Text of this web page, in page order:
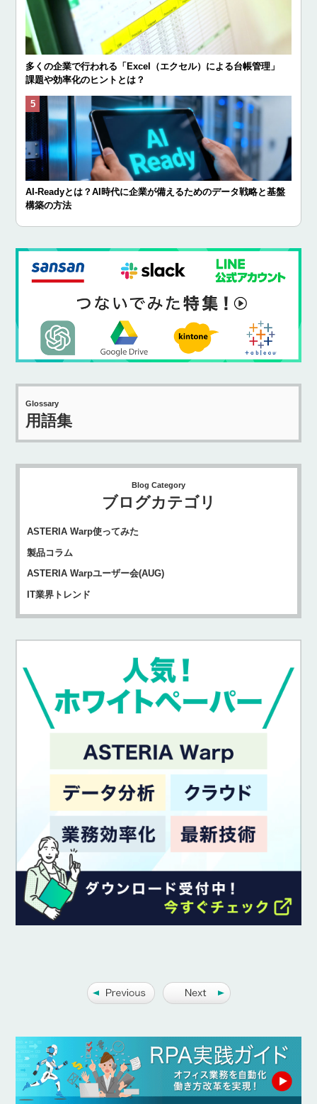
多くの企業で行われる「Excel（エクセル）による台帳管理」
課題や効率化のヒントとは？
AI-Readyとは？AI時代に企業が備えるためのデータ戦略と基盤
構築の方法
Glossary
用語集
Blog Category
ブログカテゴリ
ASTERIA Warp使ってみた
製品コラム
ASTERIA Warpユーザー会(AUG)
IT業界トレンド